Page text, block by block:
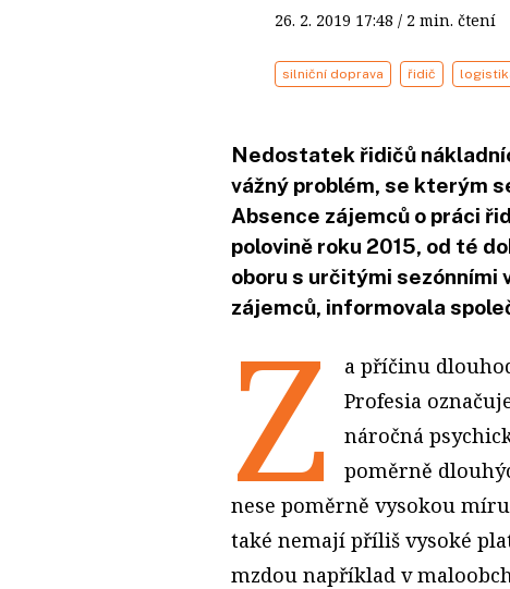
26. 2. 2019 17:48 / 2 min. čtení
silniční doprava řidič
Nedostatek řidičů
vážný problém, se kterým
Absence zájemců o práci
polovině roku 2015, od té
oboru s určitými
zájemců, informovala
Z
a příčinu
Profesia
náročná
poměrně
nese poměrně vysokou
také nemají příliš vysoké
mzdou například v